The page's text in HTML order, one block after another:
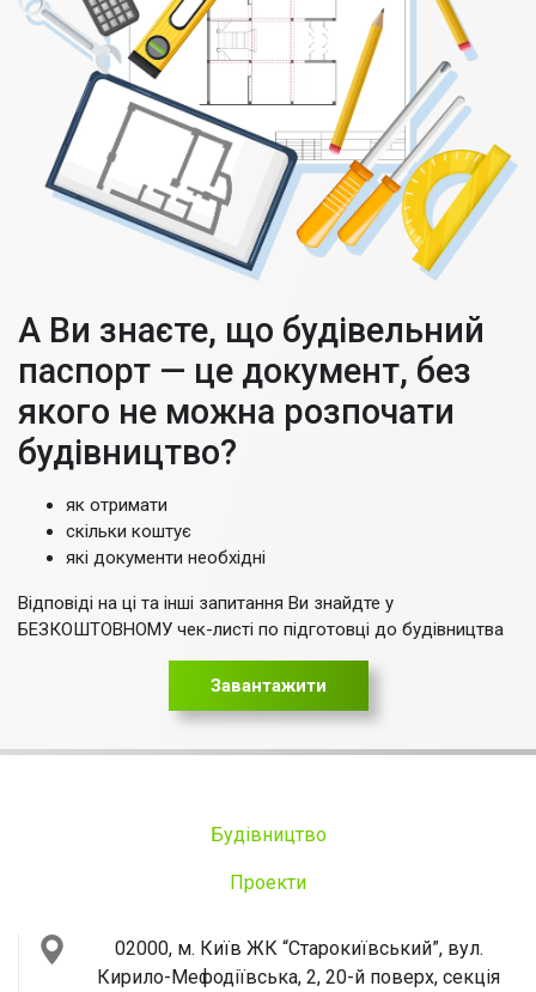
А Ви знаєте, що будівельний
паспорт — це документ, без
якого не можна розпочати
будівництво?
як отримати
скільки коштує
які документи необхідні
Відповіді на ці та інші запитання Ви знайдте у
БЕЗКОШТОВНОМУ чек-листі по підготовці до будівництва
Завантажити
Будівництво
Проекти
02000, м. Київ ЖК “Старокиївський”, вул.
Кирило-Мефодіївська, 2, 20-й поверх, секція